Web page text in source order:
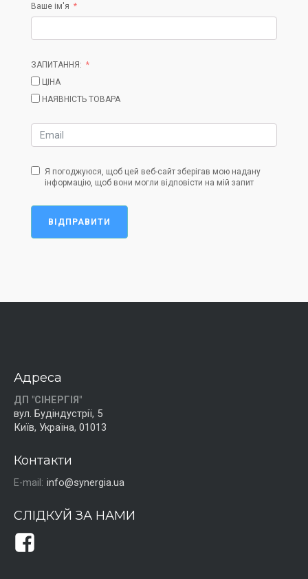
Ваше ім'я
ЗАПИТАННЯ:
ЦІНА
НАЯВНІСТЬ ТОВАРА
Я погоджуюся, щоб цей веб-сайт зберігав мою надану
інформацію, щоб вони могли відповісти на мій запит
ВІДПРАВИТИ
Адреса
ДП "СІНЕРГІЯ"
вул. Будіндустрії, 5
Київ, Україна, 01013
Контакти
E-mail: info@synergia.ua
СЛІДКУЙ ЗА НАМИ